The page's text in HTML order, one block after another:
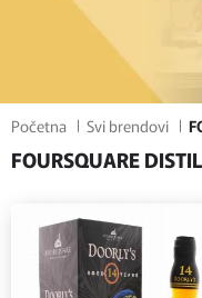
Početna Svi brendovi
FOURSQUARE